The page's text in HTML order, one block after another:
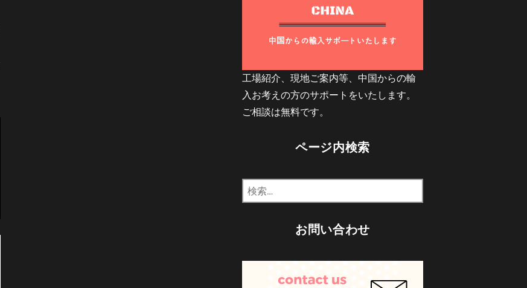
工場紹介、現地ご案内等、中国からの輸
入お考えの方のサポートをいたします。
ご相談は無料です。
ページ内検索
検
索:
お問い合わせ